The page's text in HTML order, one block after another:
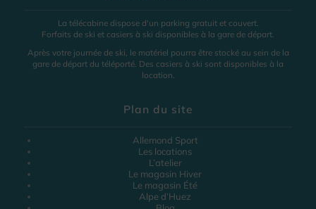
La télécabine dispose d'un parking gratuit et couvert.
Forfaits de ski et casiers à ski disponibles à la gare de départ.
Après votre journée de ski, le matériel pourra être stocké au sein de la
gare de départ du téléporté. Des casiers à ski sont disponibles à la
location.
Plan du site
Allemond Sport
Les locations
L’atelier
Le magasin Hiver
Le magasin Été
Alpe d’Huez